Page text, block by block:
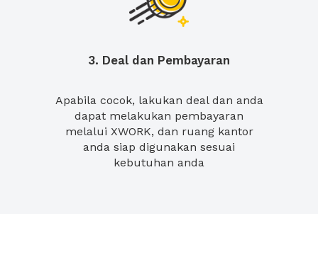
3. Deal dan Pembayaran
Apabila cocok, lakukan deal dan anda
dapat melakukan pembayaran
melalui XWORK, dan ruang kantor
anda siap digunakan sesuai
kebutuhan anda